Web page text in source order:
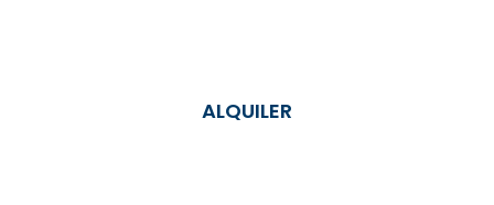
ALQUILER